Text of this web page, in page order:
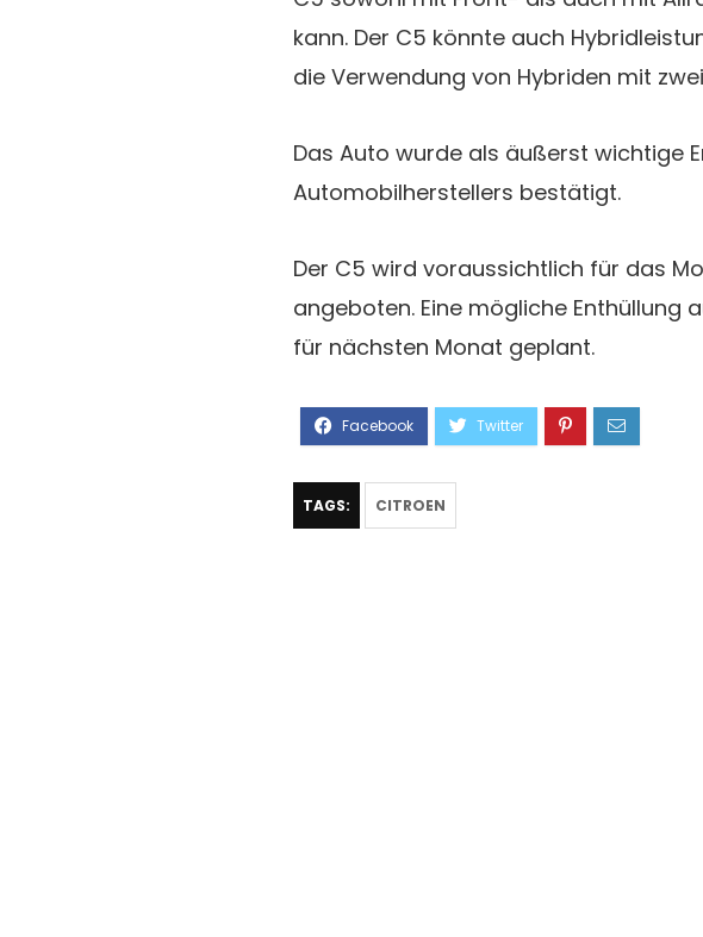
kann. Der C5 könnte auch
die Verwendung von Hybriden mit
Das Auto wurde als äußerst wichtige
Automobilherstellers bestätigt.
Der C5 wird voraussichtlich für das
angeboten. Eine mögliche Enthüllung
für nächsten Monat geplant.
TAGS: CITROEN